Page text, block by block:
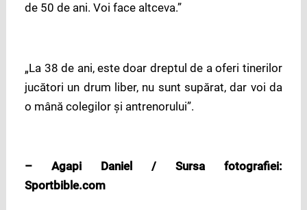
de 50 de ani. Voi face altceva.”
„La 38 de ani, este doar dreptul de a oferi tinerilor
jucători un drum liber, nu sunt supărat, dar voi da
o mână colegilor și antrenorului”.
– Agapi Daniel / Sursa fotografiei:
Sportbible.com